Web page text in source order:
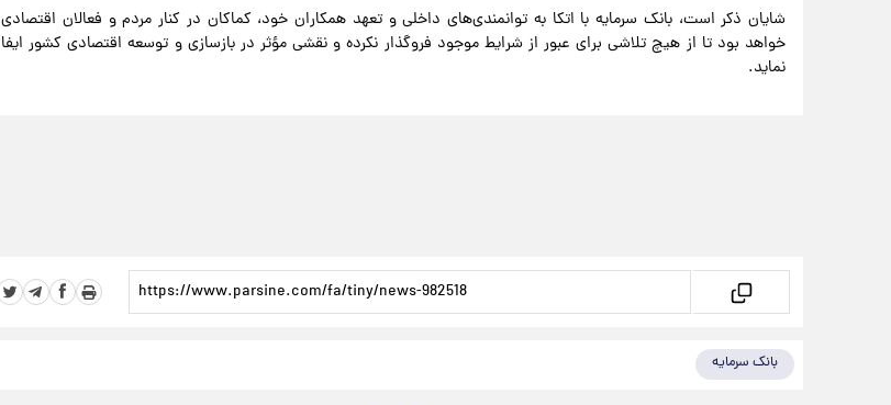
شایان ذکر است، بانک سرمایه با اتکا به توانمندی‌های داخلی و تعهد همکاران خود، کماکان در کنار مردم و فعالان اقتصادی
خواهد بود تا از هیچ تلاشی برای عبور از شرایط موجود فروگذار نکرده و نقشی مؤثر در بازسازی و توسعه اقتصادی کشور ایفا
نماید.
بانک سرمایه